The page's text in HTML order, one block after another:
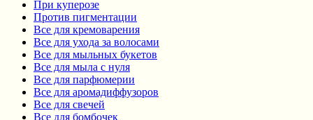
При куперозе
Против пигментации
Все для кремоварения
Все для ухода за волосами
Все для мыльных букетов
Все для мыла с нуля
Все для парфюмерии
Все для аромадиффузоров
Все для свечей
Все для бомбочек